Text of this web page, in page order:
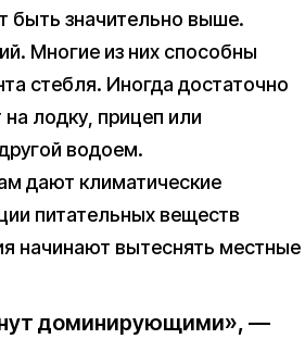
быть значительно выше.
Многие из них способны
стебля. Иногда достаточно
лодку, прицеп или
водоем.
дают климатические
питательных веществ
начинают вытеснять местные
доминирующими», —